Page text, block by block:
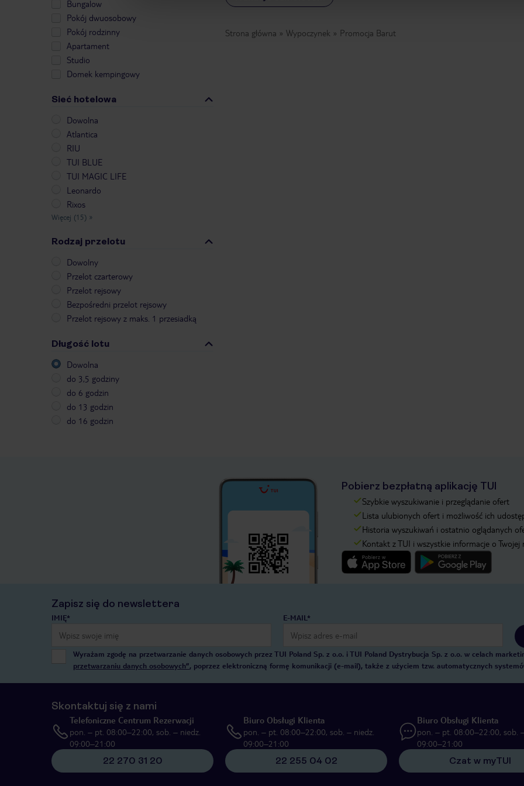
Bungalow
Pokój dwuosobowy
Pokój rodzinny
Apartament
Studio
Domek kempingowy
Sieć hotelowa
Dowolna
Atlantica
RIU
TUI BLUE
TUI MAGIC LIFE
Leonardo
Rixos
Więcej (15) »
Rodzaj przelotu
Dowolny
Przelot czarterowy
Przelot rejsowy
Bezpośredni przelot rejsowy
Przelot rejsowy z maks. 1 przesiadką
Długość lotu
Dowolna
do 3,5 godziny
do 6 godzin
do 13 godzin
do 16 godzin
Strona główna Wypoczynek Promocja Barut
Pobierz bezpłatną aplikację TUI
Szybkie wyszukiwanie i przeglądanie ofert
Lista ulubionych ofert i możliwość ich
Historia wyszukiwań i ostatnio oglądanych
Kontakt z TUI i wszystkie informacje o Twojej
Zapisz się do newslettera
IMIĘ* E-MAIL*
Wyrażam zgodę na przetwarzanie danych osobowych przez TUI Poland Sp. z o.o. i TUI Poland Dystrybucja Sp. z o.o. w celach
przetwarzaniu danych osobowych”, poprzez elektroniczną formę komunikacji (e-mail), także z użyciem tzw. automatycznych
Skontaktuj się z nami
Telefoniczne Centrum Rezerwacji
pon. – pt. 08:00–22:00, sob. – niedz.
09:00–21:00
22 270 31 20
Biuro Obsługi Klienta
pon. – pt. 08:00–22:00, sob. – niedz.
09:00–21:00
22 255 04 02
Biuro Obsługi Klienta
pon. – pt. 08:00–22:00, sob.
09:00–21:00
Czat w myTUI